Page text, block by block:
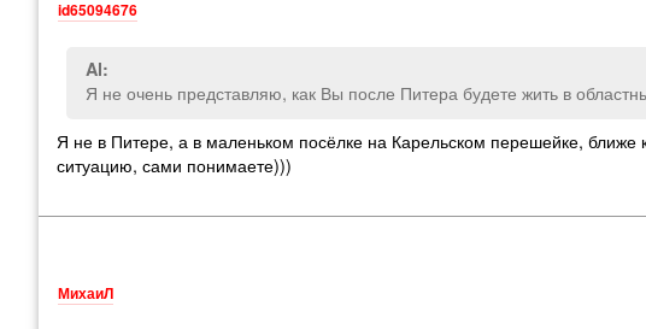
id65094676
Al:
Я не очень представляю, как Вы после Питера будете жить в
Я не в Питере, а в маленьком посёлке на Карельском перешейке, ближе
ситуацию, сами понимаете)))
МихаиЛ